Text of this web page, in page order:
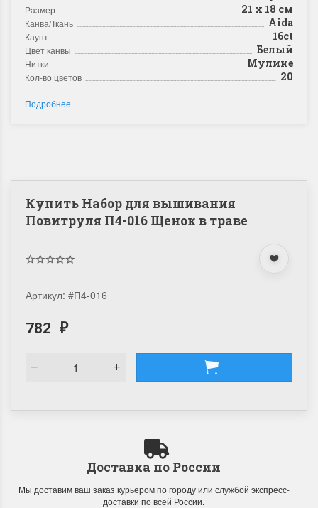
Размер 21 х 18 см
Канва/Ткань Aida
Каунт 16ct
Цвет канвы Белый
Нитки Мулине
Кол-во цветов 20
Подробнее
Купить Набор для вышивания
Повитруля П4-016 Щенок в траве
Артикул: #П4-016
782 ₽
Доставка по России
Мы доставим ваш заказ курьером по городу или службой экспресс-
доставки по всей России.